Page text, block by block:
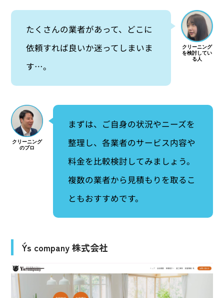
たくさんの業者があって、どこに
依頼すれば良いか迷ってしまいま
す…。
まずは、ご自身の状況やニーズを
整理し、各業者のサービス内容や
料金を比較検討してみましょう。
複数の業者から見積もりを取るこ
ともおすすめです。
Y´s company 株式会社